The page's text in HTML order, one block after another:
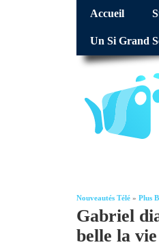
Accueil
Un Si Grand
Nouveautés Télé » Plus
Gabriel
belle la